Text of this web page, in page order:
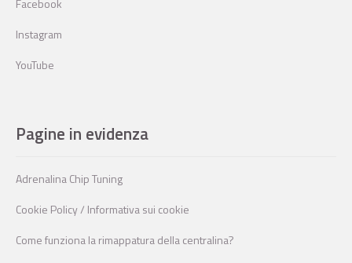
Pagine in evidenza
Adrenalina Chip Tuning
Cookie Policy / Informativa sui cookie
Come funziona la rimappatura della centralina?
Facebook
Instagram
YouTube